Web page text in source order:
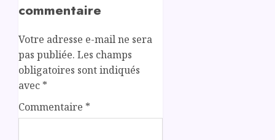
commentaire
Votre adresse e-mail ne sera
pas publiée. Les champs
obligatoires sont indiqués
avec *
Commentaire *